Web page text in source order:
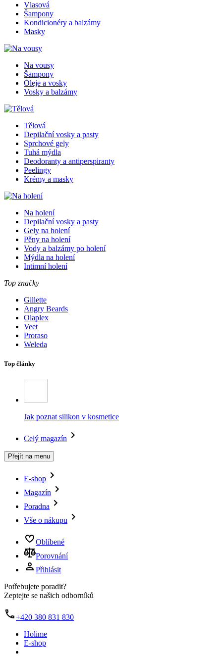
Vlasová
Šampony
Kondicionéry a balzámy
Masky
Na vousy
Šampony
Oleje a vosky
Vosky a balzámy
Tělová
Depilační vosky a pasty
Sprchové gely
Tuhá mýdla
Deodoranty a antiperspiranty
Peelingy
Krémy a masky
Na holení
Depilační vosky a pasty
Gely na holení
Pěny na holení
Vody a balzámy po holení
Mýdla na holení
Intimní holení
Top značky
Gillette
Angry Beards
Olaplex
Veet
Proraso
Weleda
Top články
Jak poznat silikon v kosmetice
Celý magazín
Přejít na menu
E-shop
Magazín
Poradna
Vše o nákupu
Oblíbené
Porovnání
Přihlásit
Potřebujete poradit?
Zeptejte se našich odborníků
+420 380 831 830
Holime
E-shop